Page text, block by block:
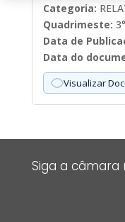
Categoria:
Quadrimeste:
Data de
Data do
Visualizar
Paginação
Siga a câmara